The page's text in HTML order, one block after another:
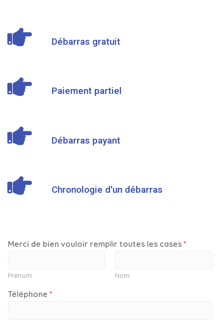
Débarras gratuit
Paiement partiel
Débarras payant
Chronologie d'un débarras
Merci de bien vouloir remplir toutes les cases *
Prénom Nom
Téléphone *